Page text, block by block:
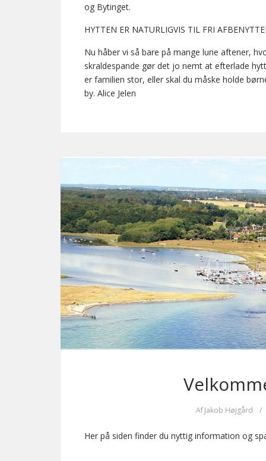
og Bytinget.
HYTTEN ER NATURLIGVIS TIL FRI
Nu håber vi så bare på mange lune aftener,
skraldespande gør det jo nemt at efterlade
er familien stor, eller skal du måske holde
by. Alice Jelen
AfJakob Højgård /
Her på siden finder du nyttig information og